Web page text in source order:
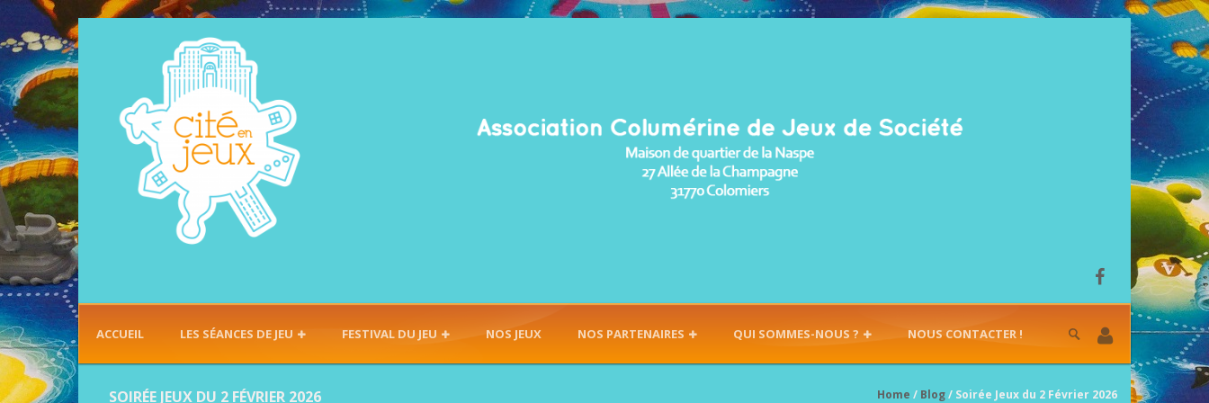
ACCUEIL LES SÉANCES DE JEU FESTIVAL DU JEU NOS JEUX NOS PARTENAIRES QUI SOMMES-NOUS ? NOUS CONTACTER !
SOIRÉE JEUX DU 2 FÉVRIER 2026 Home / Blog/ Soirée Jeux du 2 Février 2026